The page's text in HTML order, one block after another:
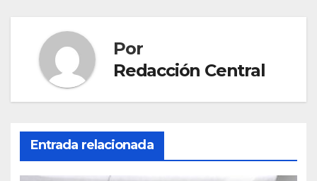
Por
Redacción Central
Entrada relacionada